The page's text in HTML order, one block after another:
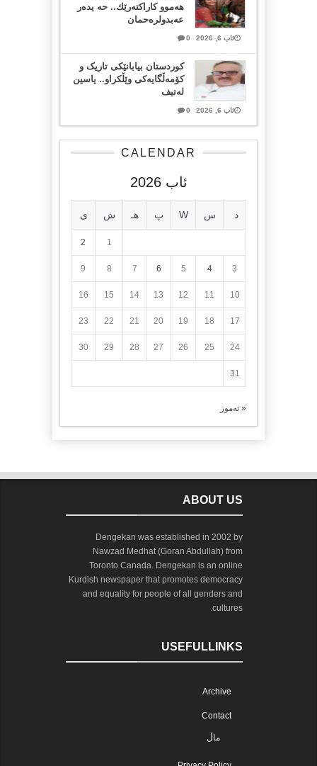
هەموو كاراكتەرێك.. حه یدەر
عەبدولرەحمان
ئاب 6, 2026 0
کوردستان بیابانێکی تاریک و
کۆمەڵگایەکی وێڵکراو.. یاسین
لەتیف
ئاب 6, 2026 0
CALENDAR
ئاب 2026
د س W پ هـ ش ی
1
2
3
4
5
6
7
8
9
10
11
12
13
14
15
16
17
18
19
20
21
22
23
24
25
26
27
28
29
30
31
« تەموز
ABOUT US
Dengekan was established in 2002 by
Nawzad Medhat (Goran Abdullah) from
Toronto Canada. Dengekan is an online
Kurdish newspaper that promotes democracy
and equality for people of all genders and
cultures.
USEFULLINKS
Archive
Contact
ماڵ